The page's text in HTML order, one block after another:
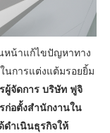
หน้าแก้ไขปัญหาทาง
นการแต่งแต้มรอยยิ้ม
ผู้จัดการ บริษัท ฟูจิ
ก่อตั้งสำนักงานใน
ดำเนินธุรกิจให้